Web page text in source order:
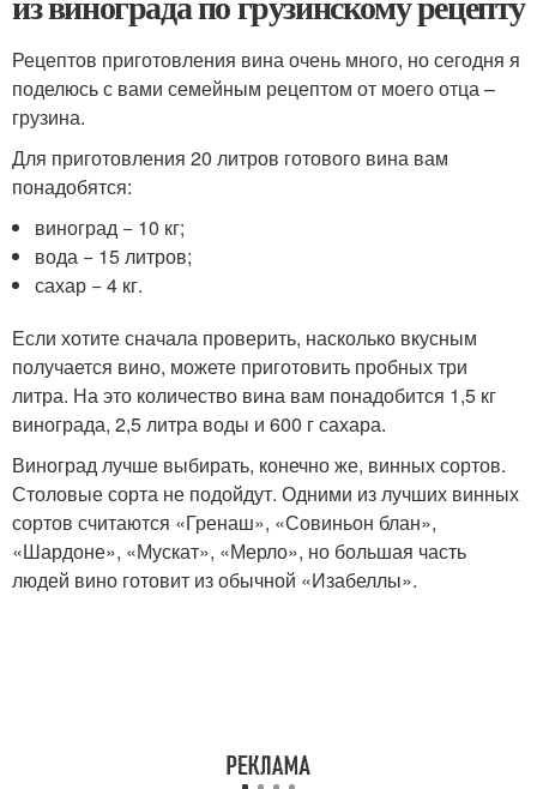
Рецептов приготовления вина очень много, но сегодня я
поделюсь с вами семейным рецептом от моего отца –
грузина.
Для приготовления 20 литров готового вина вам
понадобятся:
виноград − 10 кг;
вода − 15 литров;
сахар − 4 кг.
Если хотите сначала проверить, насколько вкусным
получается вино, можете приготовить пробных три
литра. На это количество вина вам понадобится 1,5 кг
винограда, 2,5 литра воды и 600 г сахара.
Виноград лучше выбирать, конечно же, винных сортов.
Столовые сорта не подойдут. Одними из лучших винных
сортов считаются «Гренаш», «Совиньон блан»,
«Шардоне», «Мускат», «Мерло», но большая часть
людей вино готовит из обычной «Изабеллы».